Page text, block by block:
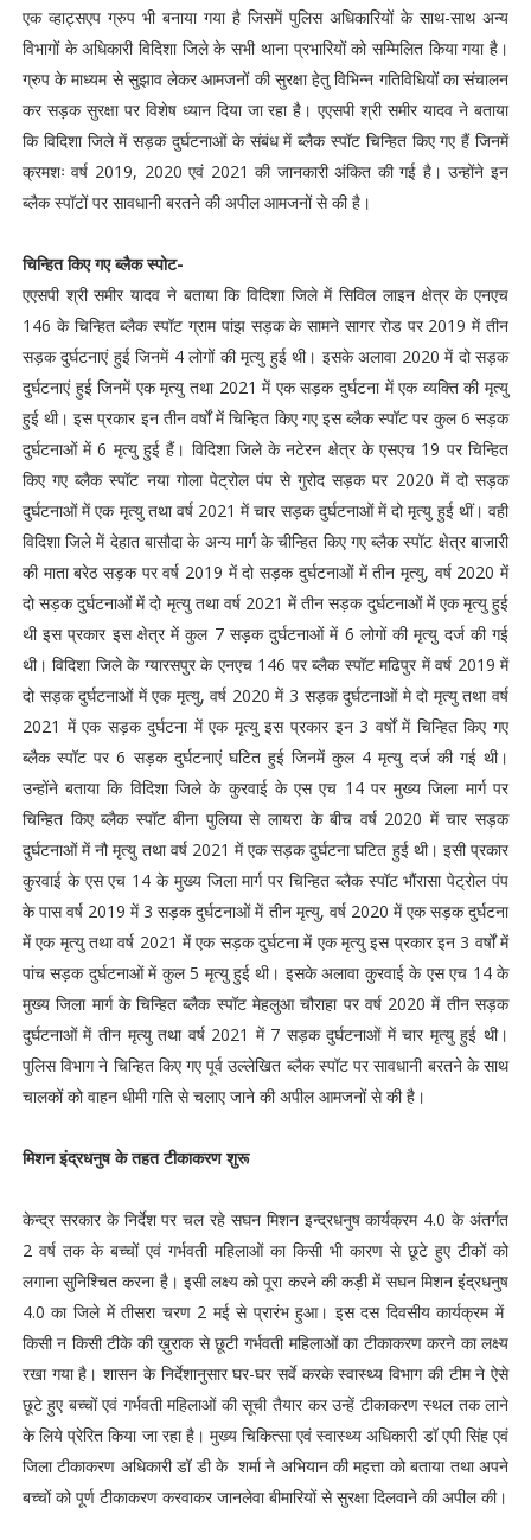
एक व्हाट्सएप ग्रुप भी बनाया गया है जिसमें पुलिस अधिकारियों के साथ-साथ अन्य
विभागों के अधिकारी विदिशा जिले के सभी थाना प्रभारियों को सम्मिलित किया गया है।
ग्रुप के माध्यम से सुझाव लेकर आमजनों की सुरक्षा हेतु विभिन्न गतिविधियों का संचालन
कर सड़क सुरक्षा पर विशेष ध्यान दिया जा रहा है। एएसपी श्री समीर यादव ने बताया
कि विदिशा जिले में सड़क दुर्घटनाओं के संबंध में ब्लैक स्पॉट चिन्हित किए गए हैं जिनमें
क्रमशः वर्ष 2019, 2020 एवं 2021 की जानकारी अंकित की गई है। उन्होंने इन
ब्लैक स्पॉटों पर सावधानी बरतने की अपील आमजनों से की है।
चिन्हित किए गए ब्लैक स्पोट-
एएसपी श्री समीर यादव ने बताया कि विदिशा जिले में सिविल लाइन क्षेत्र के एनएच
146 के चिन्हित ब्लैक स्पॉट ग्राम पांझ सड़क के सामने सागर रोड पर 2019 में तीन
सड़क दुर्घटनाएं हुई जिनमें 4 लोगों की मृत्यु हुई थी। इसके अलावा 2020 में दो सड़क
दुर्घटनाएं हुई जिनमें एक मृत्यु तथा 2021 में एक सड़क दुर्घटना में एक व्यक्ति की मृत्यु
हुई थी। इस प्रकार इन तीन वर्षों में चिन्हित किए गए इस ब्लैक स्पॉट पर कुल 6 सड़क
दुर्घटनाओं में 6 मृत्यु हुई हैं। विदिशा जिले के नटेरन क्षेत्र के एसएच 19 पर चिन्हित
किए गए ब्लैक स्पॉट नया गोला पेट्रोल पंप से गुरोद सड़क पर 2020 में दो सड़क
दुर्घटनाओं में एक मृत्यु तथा वर्ष 2021 में चार सड़क दुर्घटनाओं में दो मृत्यु हुई थीं। वही
विदिशा जिले में देहात बासौदा के अन्य मार्ग के चीन्हित किए गए ब्लैक स्पॉट क्षेत्र बाजारी
की माता बरेठ सड़क पर वर्ष 2019 में दो सड़क दुर्घटनाओं में तीन मृत्यु, वर्ष 2020 में
दो सड़क दुर्घटनाओं में दो मृत्यु तथा वर्ष 2021 में तीन सड़क दुर्घटनाओं में एक मृत्यु हुई
थी इस प्रकार इस क्षेत्र में कुल 7 सड़क दुर्घटनाओं में 6 लोगों की मृत्यु दर्ज की गई
थी। विदिशा जिले के ग्यारसपुर के एनएच 146 पर ब्लैक स्पॉट मढिपुर में वर्ष 2019 में
दो सड़क दुर्घटनाओं में एक मृत्यु, वर्ष 2020 में 3 सड़क दुर्घटनाओं मे दो मृत्यु तथा वर्ष
2021 में एक सड़क दुर्घटना में एक मृत्यु इस प्रकार इन 3 वर्षों में चिन्हित किए गए
ब्लैक स्पॉट पर 6 सड़क दुर्घटनाएं घटित हुई जिनमें कुल 4 मृत्यु दर्ज की गई थी।
उन्होंने बताया कि विदिशा जिले के कुरवाई के एस एच 14 पर मुख्य जिला मार्ग पर
चिन्हित किए ब्लैक स्पॉट बीना पुलिया से लायरा के बीच वर्ष 2020 में चार सड़क
दुर्घटनाओं में नौ मृत्यु तथा वर्ष 2021 में एक सड़क दुर्घटना घटित हुई थी। इसी प्रकार
कुरवाई के एस एच 14 के मुख्य जिला मार्ग पर चिन्हित ब्लैक स्पॉट भौंरासा पेट्रोल पंप
के पास वर्ष 2019 में 3 सड़क दुर्घटनाओं में तीन मृत्यु, वर्ष 2020 में एक सड़क दुर्घटना
में एक मृत्यु तथा वर्ष 2021 में एक सड़क दुर्घटना में एक मृत्यु इस प्रकार इन 3 वर्षों में
पांच सड़क दुर्घटनाओं में कुल 5 मृत्यु हुई थी। इसके अलावा कुरवाई के एस एच 14 के
मुख्य जिला मार्ग के चिन्हित ब्लैक स्पॉट मेहलुआ चौराहा पर वर्ष 2020 में तीन सड़क
दुर्घटनाओं में तीन मृत्यु तथा वर्ष 2021 में 7 सड़क दुर्घटनाओं में चार मृत्यु हुई थी।
पुलिस विभाग ने चिन्हित किए गए पूर्व उल्लेखित ब्लैक स्पॉट पर सावधानी बरतने के साथ
चालकों को वाहन धीमी गति से चलाए जाने की अपील आमजनों से की है।
मिशन इंद्रधनुष के तहत टीकाकरण शुरू
केन्द्र सरकार के निर्देश पर चल रहे सघन मिशन इन्द्रधनुष कार्यक्रम 4.0 के अंतर्गत
2 वर्ष तक के बच्चों एवं गर्भवती महिलाओं का किसी भी कारण से छूटे हुए टीकों को
लगाना सुनिश्चित करना है। इसी लक्ष्य को पूरा करने की कड़ी में सघन मिशन इंद्रधनुष
4.0 का जिले में तीसरा चरण 2 मई से प्रारंभ हुआ। इस दस दिवसीय कार्यक्रम में
किसी न किसी टीके की ख़ुराक से छूटी गर्भवती महिलाओं का टीकाकरण करने का लक्ष्य
रखा गया है। शासन के निर्देशानुसार घर-घर सर्वे करके स्वास्थ्य विभाग की टीम ने ऐसे
छूटे हुए बच्चों एवं गर्भवती महिलाओं की सूची तैयार कर उन्हें टीकाकरण स्थल तक लाने
के लिये प्रेरित किया जा रहा है। मुख्य चिकित्सा एवं स्वास्थ्य अधिकारी डॉ एपी सिंह एवं
जिला टीकाकरण अधिकारी डॉ डी के शर्मा ने अभियान की महत्ता को बताया तथा अपने
बच्चों को पूर्ण टीकाकरण करवाकर जानलेवा बीमारियों से सुरक्षा दिलवाने की अपील की।